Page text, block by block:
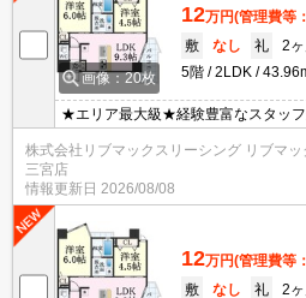
画像：20枚
12万円(管理費等
敷
なし 礼
2ヶ
5階
2LDK
★エリア最大級★経験豊富なスタッフ
能！オンライン内覧・オンライン契
問題ありません♪弊社ではネットに掲
可能になりますので気になる物件は
株式会社リブマックスリーシング リブマッ
三宮店
情報更新日 2026/08/08
12万円(管理費等
敷
なし 礼
2ヶ